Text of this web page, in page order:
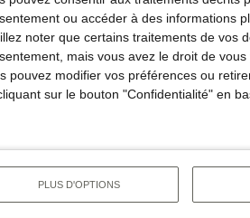
ou accéder à des informations
noter que certains traitements de vos
mais vous avez le droit de
pouvez modifier vos préférences ou
sur le bouton "Confidentialité" en
PLUS D'OPTIONS
plusieurs centaines de
acteurs cynégétiques.
diversité de sites témoigne de